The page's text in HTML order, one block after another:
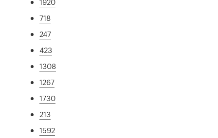
718
247
423
1308
1267
1730
213
1592